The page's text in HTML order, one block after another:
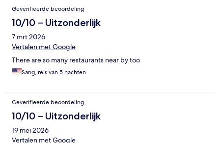
Geverifieerde beoordeling
10/10 – Uitzonderlijk
7 mrt 2026
Vertalen met Google
There are so many restaurants near by too
Sang, reis van 5 nachten
Geverifieerde beoordeling
10/10 – Uitzonderlijk
19 mei 2026
Vertalen met Google